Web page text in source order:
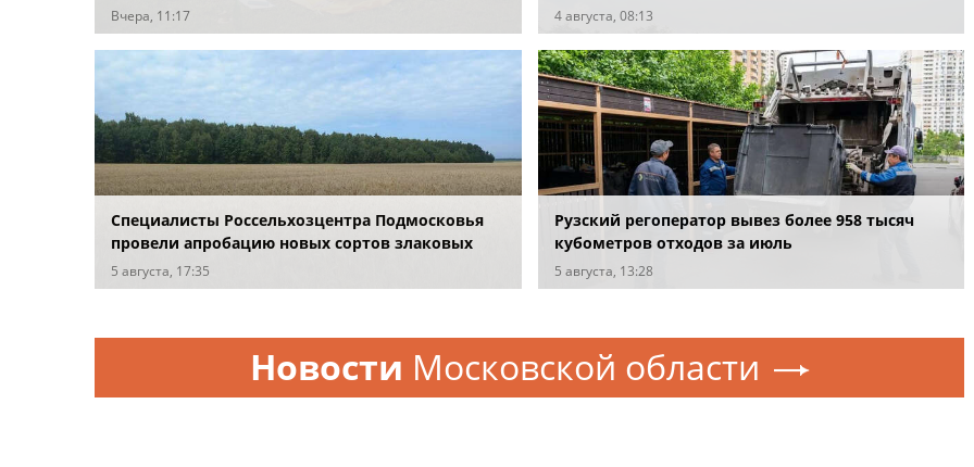
Вчера, 11:17 4 августа, 08:13
Специалисты Россельхозцентра Подмосковья
провели апробацию новых сортов злаковых
5 августа, 17:35
Рузский регоператор вывез более 958 тысяч
кубометров отходов за июль
5 августа, 13:28
Новости Московской области